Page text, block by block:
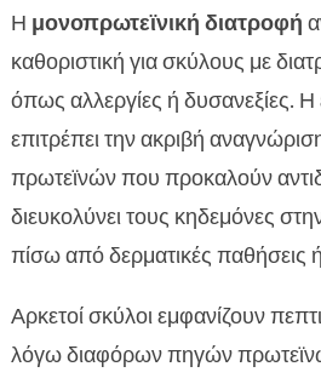
Η μονοπρωτεϊνική διατροφή
καθοριστική για σκύλους με
όπως αλλεργίες ή δυσανεξίες.
επιτρέπει την ακριβή
πρωτεϊνών που προκαλούν
διευκολύνει τους κηδεμόνες
πίσω από δερματικές παθήσεις
Αρκετοί σκύλοι εμφανίζουν
λόγω διαφόρων πηγών